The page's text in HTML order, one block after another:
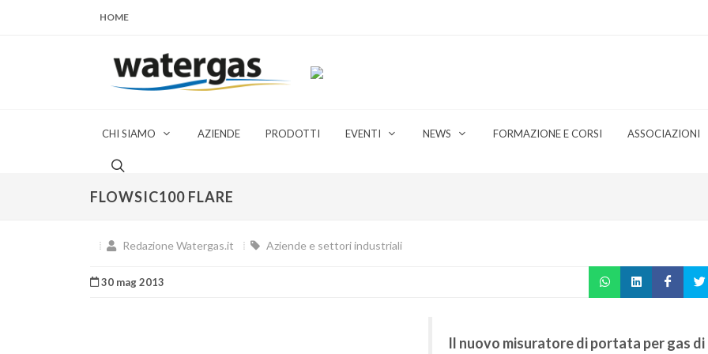
HOME
CHI SIAMO AZIENDE PRODOTTI EVENTI NEWS FORMAZIONE E CORSI ASSOCIAZIONI
FLOWSIC100 FLARE
Redazione Watergas.it Aziende e settori industriali
30 mag 2013
Il nuovo misuratore di portata per gas di